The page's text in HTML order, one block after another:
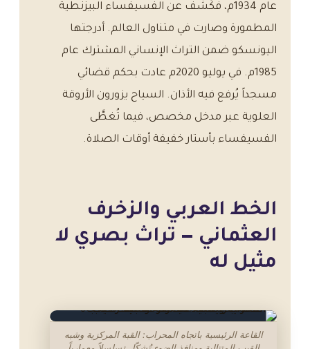
عام 1934م، فكُشف عن الفسيفساء البيزنطية
المطمورة وصارت في متناول العالم. أدرجتها
اليونسكو ضمن التراث الإنساني المشترك عام
1985م. في يوليو 2020م عادت بحكم قضائي
مسجداً يُرفع فيه الأذان. السياح يزورون الأروقة
العلوية عبر مدخل مخصص، فيما تُغطَّى
الفسيفساء بأستار خفيفة أوقات الصلاة.
الخط العربي والزخرف
العثماني — تراث بصري لا
مثيل له
القاعة الرئيسية باتجاه المحراب: القبة المركزية وشبه